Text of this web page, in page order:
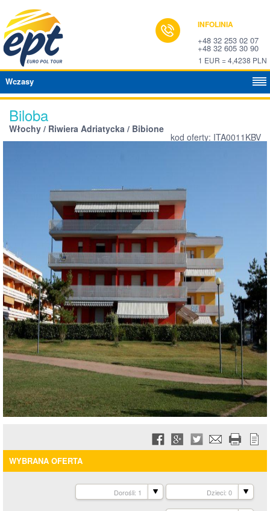
INFOLINIA
+48 32 253 02 07
+48 32 605 30 90
1 EUR = 4,4238 PLN
Wczasy
Biloba
Włochy / Riwiera Adriatycka / Bibione
kod oferty: ITA0011KBV
WYBRANA OFERTA
Dorośli: 1 Dzieci: 0